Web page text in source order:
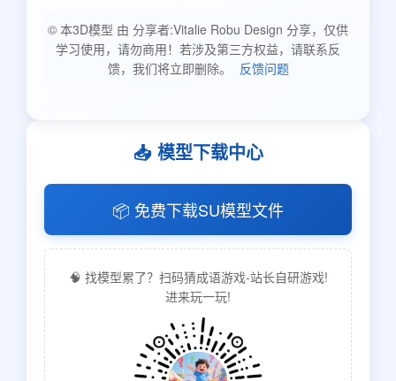
© 本3D模型 由 分享者:Vitalie Robu Design 分享，仅供
学习使用，请勿商用！若涉及第三方权益，请联系反
馈，我们将立即删除。
反馈问题
📥 模型下载中心
📦 免费下载SU模型文件
🧠 找模型累了？扫码猜成语游戏-站长自研游戏!
进来玩一玩!